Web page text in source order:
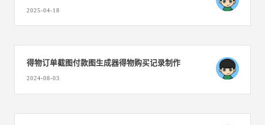
2025-04-18
得物订单截图付款图生成器得物购买记录制作
2024-08-03